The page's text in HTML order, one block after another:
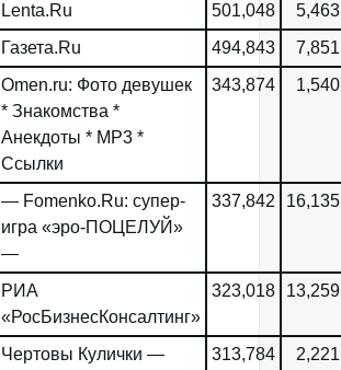
Lenta.Ru 501,048
Газета.Ru 494,843
Omen.ru: Фото девушек
* Знакомства *
Анекдоты * MP3 *
Ссылки
343,874
— Fomenko.Ru: супер-
игра «эро-ПОЦЕЛУЙ»
—
337,842
РИА
«РосБизнесКонсалтинг»
323,018
Чертовы Кулички —
313,784